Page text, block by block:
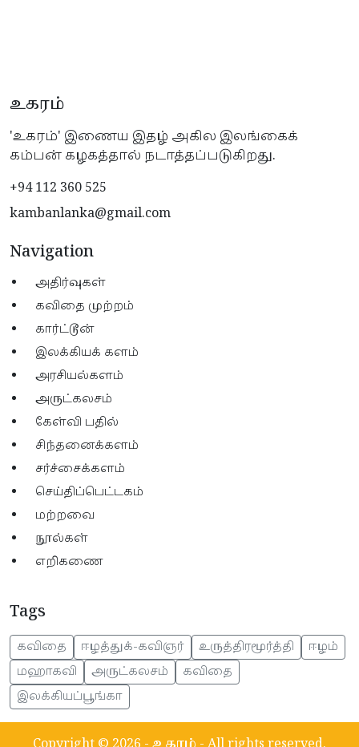
உகரம்
'உகரம்' இணைய இதழ் அகில இலங்கைக்
கம்பன் கழகத்தால் நடாத்தப்படுகிறது.
+94 112 360 525
kambanlanka@gmail.com
Navigation
அதிர்வுகள்
கவிதை முற்றம்
கார்ட்டூன்
இலக்கியக் களம்
அரசியல்களம்
அருட்கலசம்
கேள்வி பதில்
சிந்தனைக்களம்
சர்ச்சைக்களம்
செய்திப்பெட்டகம்
மற்றவை
நூல்கள்
எறிகணை
Tags
கவிதை ஈழத்துக்-கவிஞர் உருத்திரமூர்த்தி
ஈழம்
மஹாகவி
அருட்கலசம்
கவிதை
இலக்கியப்பூங்கா